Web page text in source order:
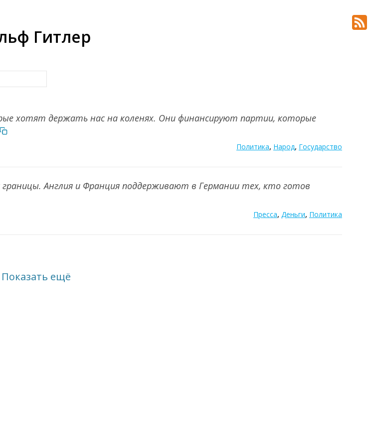
Гитлер
хотят держать нас на коленях. Они финансируют партии, которые
Политика, Народ, Государство
Англия и Франция поддерживают в Германии тех, кто готов
Пресса, Деньги, Политика
Показать ещё